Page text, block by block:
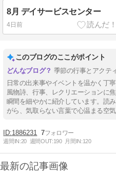
8月 デイサービスセンター
4日前
このブログのここがポイント
季節の行事とアクテ
日常の出来事やイベントを温かく丁
風物詩、行事、レクリエーションに
瞬間を細やかに紹介しています。読
がら、気取らない言葉で心温まる空
1886231 7
週間IN:20 週間OUT:190 月間IN:120
最新の記事画像